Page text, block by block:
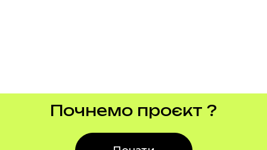
Почнемо проєкт ?